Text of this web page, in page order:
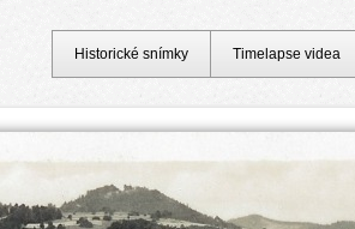
Historické snímky Timelapse videa